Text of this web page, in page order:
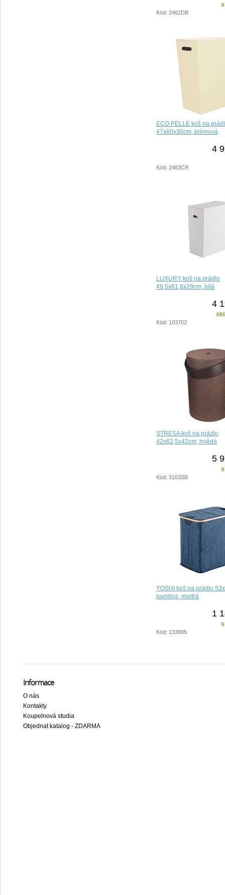
Kód: 2462DB
ECO PELLE koš na
47x60x30cm, krémová
4
Kód: 2463CR
LUXURY koš na prádlo
49,5x61,8x29cm, bílá
4
Kód: 103702
STRESA koš na prádlo
42x62,5x42cm, hnědá
5
Kód: 3163SB
YOSHI koš na prádlo
bambus, modrá
1
Kód: 133805
Informace
O nás
Kontakty
Koupelnová studia
Objednat katalog - ZDARMA